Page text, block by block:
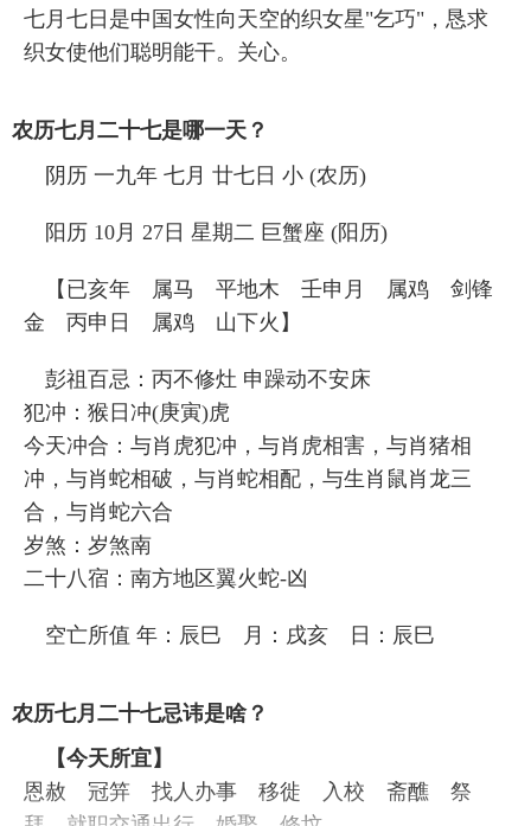
七月七日是中国女性向天空的织女星"乞巧"，恳求
织女使他们聪明能干。关心。
农历七月二十七是哪一天？
阴历 一九年 七月 廿七日 小 (农历)
阳历 10月 27日 星期二 巨蟹座 (阳历)
【已亥年 属马 平地木 壬申月 属鸡 剑锋
金 丙申日 属鸡 山下火】
彭祖百忌：丙不修灶 申躁动不安床
犯冲：猴日冲(庚寅)虎
今天冲合：与肖虎犯冲，与肖虎相害，与肖猪相
冲，与肖蛇相破，与肖蛇相配，与生肖鼠肖龙三
合，与肖蛇六合
岁煞：岁煞南
二十八宿：南方地区翼火蛇-凶
空亡所值 年：辰巳 月：戌亥 日：辰巳
农历七月二十七忌讳是啥？
【今天所宜】
恩赦 冠笄 找人办事 移徙 入校 斋醮 祭